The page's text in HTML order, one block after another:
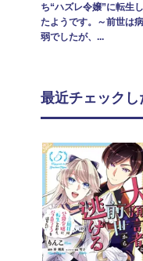
ち“ハズレ令嬢”に転生し
たようです。～前世は病
弱でしたが、...
最近チェックし